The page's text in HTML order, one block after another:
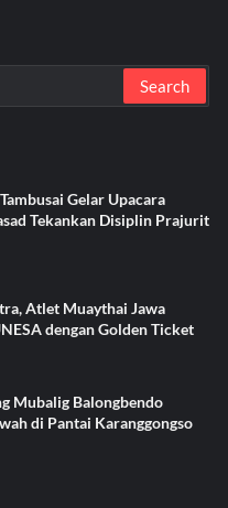
Gelar Upacara
Tekankan Disiplin Prajurit
Atlet Muaythai Jawa
dengan Golden Ticket
Mubalig Balongbendo
di Pantai Karanggongso